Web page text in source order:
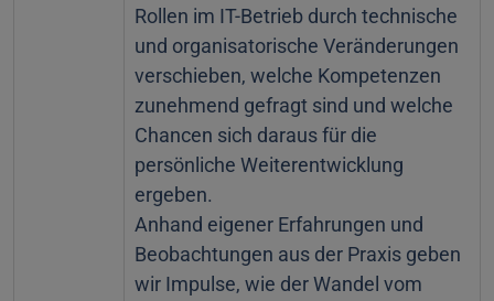
Rollen im IT-Betrieb durch technische
und organisatorische Veränderungen
verschieben, welche Kompetenzen
zunehmend gefragt sind und welche
Chancen sich daraus für die
persönliche Weiterentwicklung
ergeben.
Anhand eigener Erfahrungen und
Beobachtungen aus der Praxis geben
wir Impulse, wie der Wandel vom